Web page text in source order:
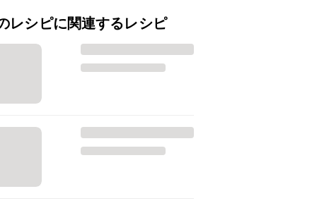
レシピに関連するレシピ